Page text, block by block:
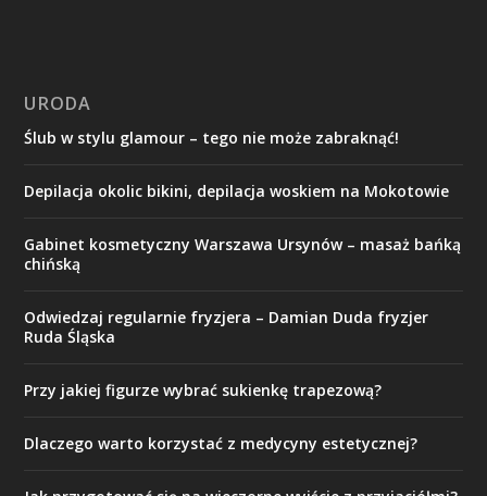
URODA
Ślub w stylu glamour – tego nie może zabraknąć!
Depilacja okolic bikini, depilacja woskiem na Mokotowie
Gabinet kosmetyczny Warszawa Ursynów – masaż bańką
chińską
Odwiedzaj regularnie fryzjera – Damian Duda fryzjer
Ruda Śląska
Przy jakiej figurze wybrać sukienkę trapezową?
Dlaczego warto korzystać z medycyny estetycznej?